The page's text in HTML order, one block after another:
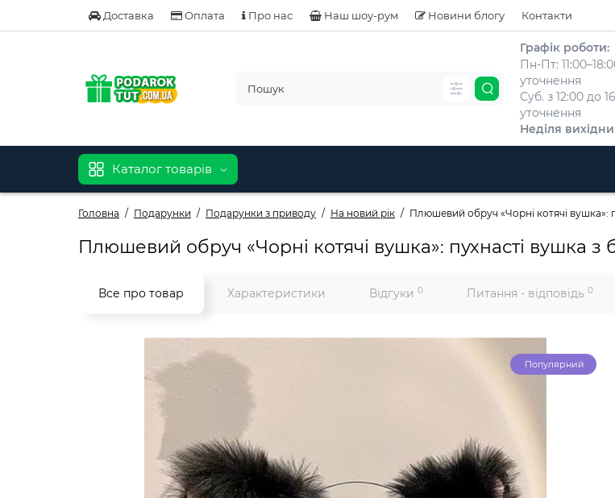
Доставка Оплата Про нас Наш шоу-рум Новини блогу Контакти
Графік роботи:
Пн-Пт:
уточнення
Суб. з 12:00 до
уточнення
Неділя
Каталог товарів
Головна Подарунки Подарунки з приводу На новий рік Плюшевий обруч «Чорні котячі вушка»:
Плюшевий обруч «Чорні котячі вушка»: пухнасті вушка з
Все про товар Характеристики Відгуки 0 Питання - відповідь 0
Популярний